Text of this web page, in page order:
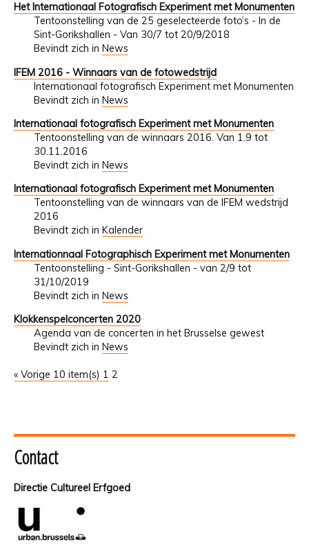
Het Internationaal Fotografisch Experiment met Monumenten
Tentoonstelling van de 25 geselecteerde foto’s - In de
Sint-Gorikshallen - Van 30/7 tot 20/9/2018
Bevindt zich in News
IFEM 2016 - Winnaars van de fotowedstrijd
Internationaal fotografisch Experiment met Monumenten
Bevindt zich in News
Internationaal fotografisch Experiment met Monumenten
Tentoonstelling van de winnaars 2016. Van 1.9 tot
30.11.2016
Bevindt zich in News
Internationaal fotografisch Experiment met Monumenten
Tentoonstelling van de winnaars van de IFEM wedstrijd
2016
Bevindt zich in Kalender
Internationnaal Fotographisch Experiment met Monumenten
Tentoonstelling - Sint-Gorikshallen - van 2/9 tot
31/10/2019
Bevindt zich in News
Klokkenspelconcerten 2020
Agenda van de concerten in het Brusselse gewest
Bevindt zich in News
« Vorige 10 item(s) 1 2
Contact
Directie Cultureel Erfgoed